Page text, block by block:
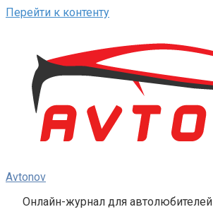
Перейти к контенту
Avtonov
Онлайн-журнал для автолюбителей